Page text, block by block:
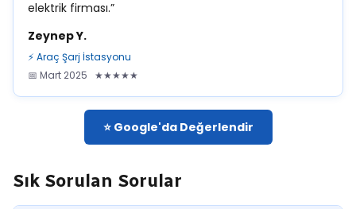
elektrik firması.”
Zeynep Y.
⚡ Araç Şarj İstasyonu
📅 Mart 2025 ★★★★★
⭐ Google'da Değerlendir
Sık Sorulan Sorular